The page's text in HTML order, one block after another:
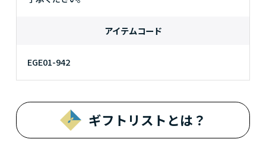
アイテムコード
EGE01-942
ギフトリストとは？